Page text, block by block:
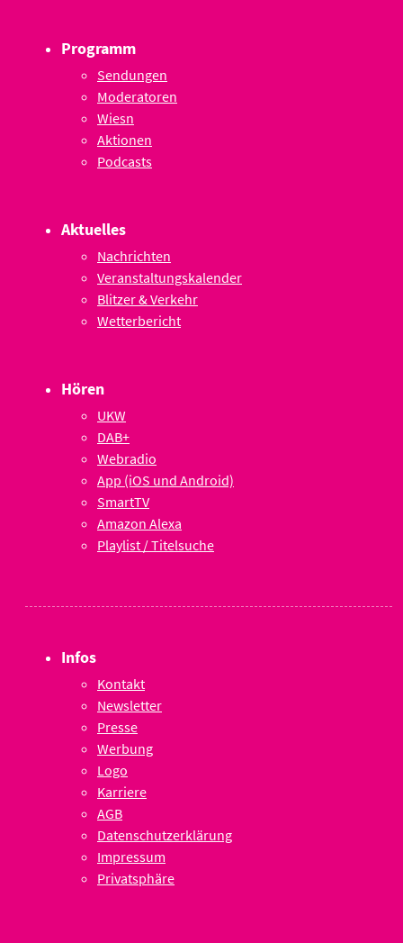
Programm
Sendungen
Moderatoren
Wiesn
Aktionen
Podcasts
Aktuelles
Nachrichten
Veranstaltungskalender
Blitzer & Verkehr
Wetterbericht
Hören
UKW
DAB+
Webradio
App (iOS und Android)
SmartTV
Amazon Alexa
Playlist / Titelsuche
Infos
Kontakt
Newsletter
Presse
Werbung
Logo
Karriere
AGB
Datenschutzerklärung
Impressum
Privatsphäre